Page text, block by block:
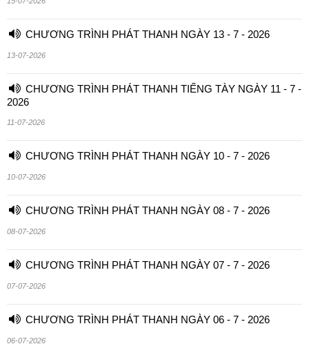
CHƯƠNG TRÌNH PHÁT THANH NGÀY 13 - 7 - 2026
13-07-2026
CHƯƠNG TRÌNH PHÁT THANH TIẾNG TÀY NGÀY 11 - 7 -
2026
11-07-2026
CHƯƠNG TRÌNH PHÁT THANH NGÀY 10 - 7 - 2026
10-07-2026
CHƯƠNG TRÌNH PHÁT THANH NGÀY 08 - 7 - 2026
08-07-2026
CHƯƠNG TRÌNH PHÁT THANH NGÀY 07 - 7 - 2026
07-07-2026
CHƯƠNG TRÌNH PHÁT THANH NGÀY 06 - 7 - 2026
06-07-2026